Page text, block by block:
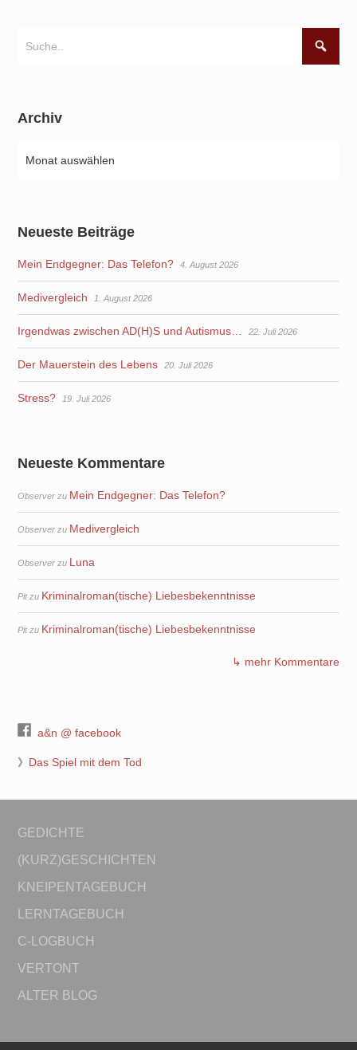
Archiv
Neueste Beiträge
Mein Endgegner: Das Telefon? 4. August 2026
Medivergleich 1. August 2026
Irgendwas zwischen AD(H)S und Autismus… 22. Juli 2026
Der Mauerstein des Lebens 20. Juli 2026
Stress? 19. Juli 2026
Neueste Kommentare
Observer zu Mein Endgegner: Das Telefon?
Observer zu Medivergleich
Observer zu Luna
Pitzu Kriminalroman(tische) Liebesbekenntnisse
Pitzu Kriminalroman(tische) Liebesbekenntnisse
↳ mehr Kommentare
a&n @ facebook
》 Das Spiel mit dem Tod
GEDICHTE
(KURZ)GESCHICHTEN
KNEIPENTAGEBUCH
LERNTAGEBUCH
C-LOGBUCH
VERTONT
ALTER BLOG